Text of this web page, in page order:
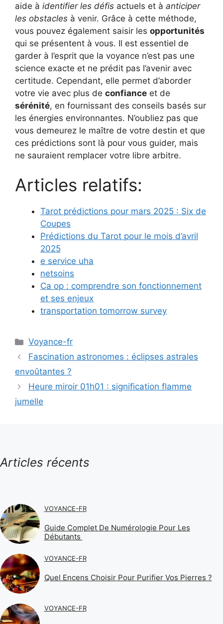
aide à identifier les défis actuels et à anticiper
les obstacles à venir. Grâce à cette méthode,
vous pouvez également saisir les opportunités
qui se présentent à vous. Il est essentiel de
garder à l’esprit que la voyance n’est pas une
science exacte et ne prédit pas l’avenir avec
certitude. Cependant, elle permet d’aborder
votre vie avec plus de confiance et de
sérénité, en fournissant des conseils basés sur
les énergies environnantes. N’oubliez pas que
vous demeurez le maître de votre destin et que
ces prédictions sont là pour vous guider, mais
ne sauraient remplacer votre libre arbitre.
Articles relatifs:
Tarot prédictions pour mars 2025 : Six de
Coupes
Prédictions du Tarot pour le mois d’avril
2025
e service uha
netsoins
Ca op : comprendre son fonctionnement
et ses enjeux
transportation tomorrow survey
Catégories
Voyance-fr
Fascination astronomes : éclipses astrales
envoûtantes ?
Heure miroir 01h01 : signification flamme
jumelle
Articles récents
VOYANCE-FR
Guide Complet De Numérologie Pour Les
Débutants
VOYANCE-FR
Quel Encens Choisir Pour Purifier Vos Pierres ?
VOYANCE-FR